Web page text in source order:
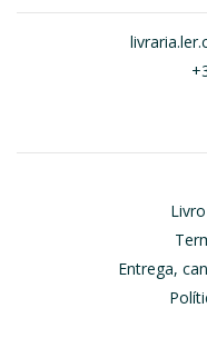
Entrega,